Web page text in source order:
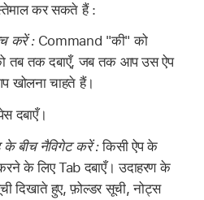
कर सकते हैं :
करें : Command "की" को
तब तक दबाएँ, जब तक आप उस ऐप
खोलना चाहते हैं।
दबाएँ।
के बीच नैविगेट करें :किसी ऐप के
के लिए Tab दबाएँ। उदाहरण के
दिखाते हुए, फ़ोल्डर सूची, नोट्स